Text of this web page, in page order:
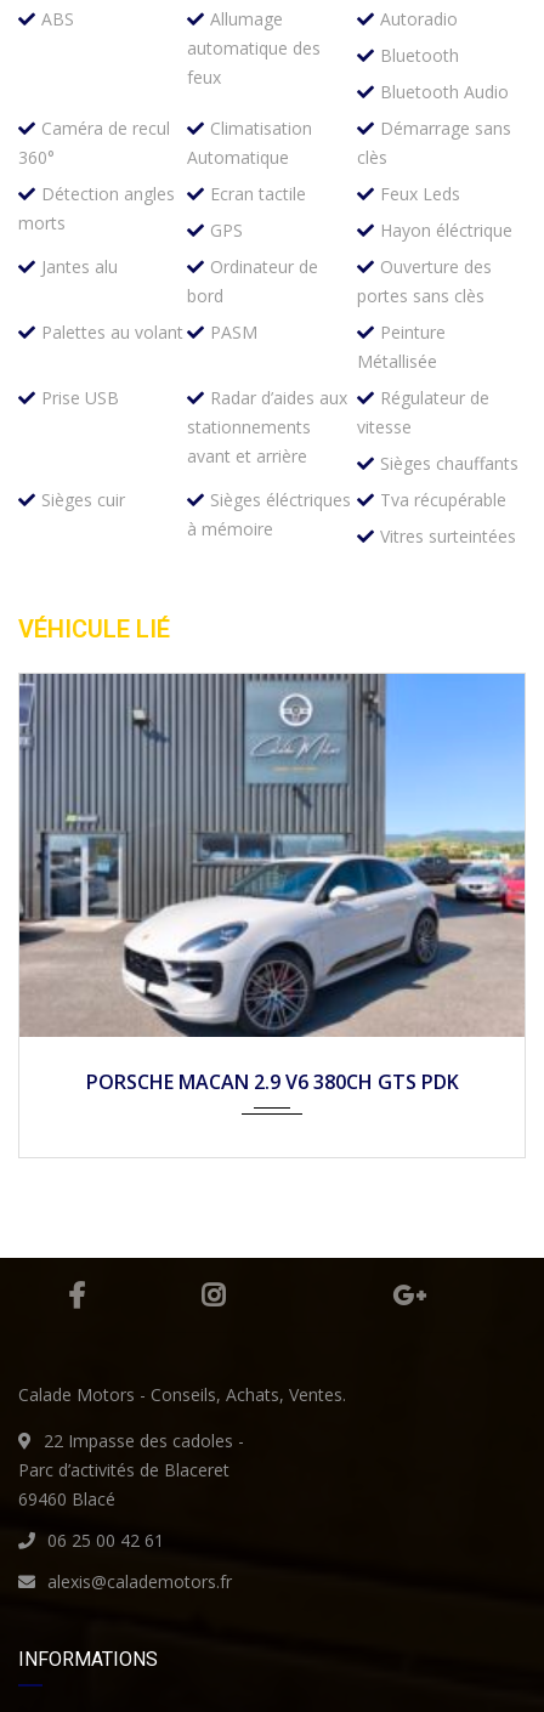
ABS
Allumage
automatique des
feux
Autoradio
Bluetooth
Bluetooth Audio
Caméra de recul
360°
Climatisation
Automatique
Démarrage sans
clès
Détection angles
morts
Ecran tactile
Feux Leds
GPS
Hayon éléctrique
Jantes alu
Ordinateur de
bord
Ouverture des
portes sans clès
Palettes au volant
PASM
Peinture
Métallisée
Prise USB
Radar d’aides aux
stationnements
avant et arrière
Régulateur de
vitesse
Sièges chauffants
Sièges cuir
Sièges éléctriques
à mémoire
Tva récupérable
Vitres surteintées
VÉHICULE LIÉ
PORSCHE 911 (991) I 3.4 350CH TARGA 4 PDK
Calade Motors - Conseils, Achats, Ventes.
22 Impasse des cadoles -
Parc d’activités de Blaceret
69460 Blacé
06 25 00 42 61
alexis@calademotors.fr
INFORMATIONS